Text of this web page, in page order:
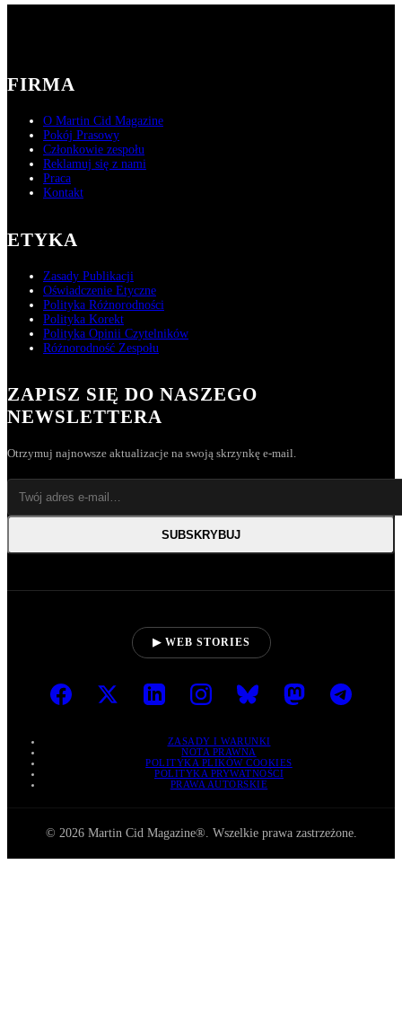
FIRMA
O Martin Cid Magazine
Pokój Prasowy
Członkowie zespołu
Reklamuj się z nami
Praca
Kontakt
ETYKA
Zasady Publikacji
Oświadczenie Etyczne
Polityka Różnorodności
Polityka Korekt
Polityka Opinii Czytelników
Różnorodność Zespołu
ZAPISZ SIĘ DO NASZEGO
NEWSLETTERA
Otrzymuj najnowsze aktualizacje na swoją skrzynkę e-mail.
SUBSKRYBUJ
▶ WEB STORIES
ZASADY I WARUNKI
NOTA PRAWNA
POLITYKA PLIKÓW COOKIES
POLITYKA PRYWATNOŚCI
PRAWA AUTORSKIE
© 2026 Martin Cid Magazine®. Wszelkie prawa zastrzeżone.